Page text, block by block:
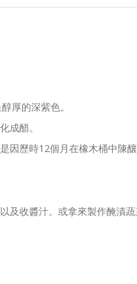
厚的深紫色。
成醋。
因歷時12個月在橡木桶中陳釀
及收醬汁。或拿來製作醃漬